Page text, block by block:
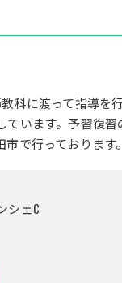
科に渡って指導を
います。予習復
で行っております。
シェC